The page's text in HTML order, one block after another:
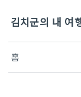
김치군의 내 여
홈